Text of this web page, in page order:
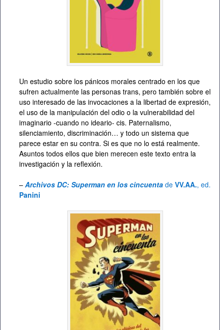
Un estudio sobre los pánicos morales centrado en los que
sufren actualmente las personas trans, pero también sobre el
uso interesado de las invocaciones a la libertad de expresión,
el uso de la manipulación del odio o la vulnerabilidad del
imaginario -cuando no ideario- cis. Paternalismo,
silenciamiento, discriminación… y todo un sistema que
parece estar en su contra. Si es que no lo está realmente.
Asuntos todos ellos que bien merecen este texto entra la
investigación y la reflexión.
– Archivos DC: Superman en los cincuenta de VV.AA., ed.
Panini